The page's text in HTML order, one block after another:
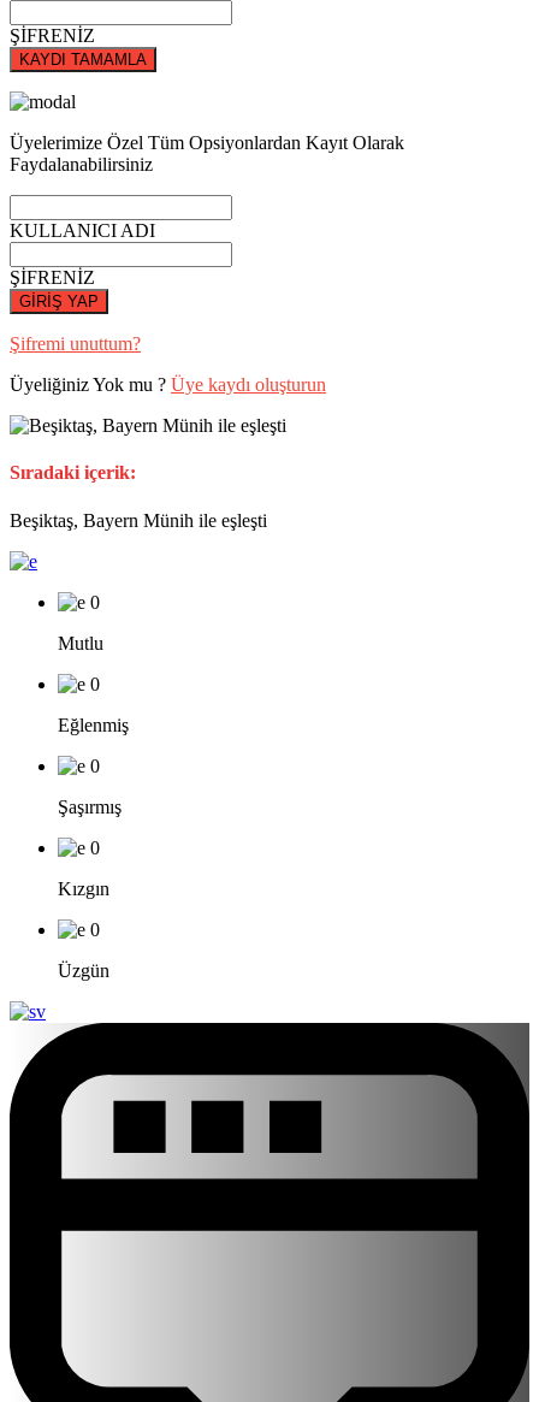
ŞİFRENİZ
KAYDI TAMAMLA
Üyelerimize Özel Tüm Opsiyonlardan Kayıt Olarak
Faydalanabilirsiniz
KULLANICI ADI
ŞİFRENİZ
GİRİŞ YAP
Şifremi unuttum?
Üyeliğiniz Yok mu ? Üye kaydı oluşturun
Sıradaki içerik:
Beşiktaş, Bayern Münih ile eşleşti
0
Mutlu
0
Eğlenmiş
0
Şaşırmış
0
Kızgın
0
Üzgün